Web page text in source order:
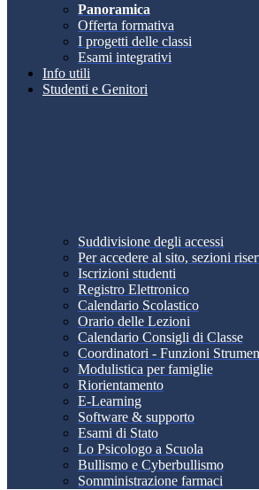
Panoramica
Offerta formativa
I progetti delle classi
Esami integrativi
Info utili
Studenti e Genitori
Suddivisione degli accessi
Per accedere al sito, sezioni
Iscrizioni studenti
Registro Elettronico
Calendario Scolastico
Orario delle Lezioni
Calendario Consigli di Classe
Coordinatori - Funzioni
Modulistica per famiglie
Riorientamento
E-Learning
Software & supporto
Esami di Stato
Lo Psicologo a Scuola
Bullismo e Cyberbullismo
Somministrazione farmaci